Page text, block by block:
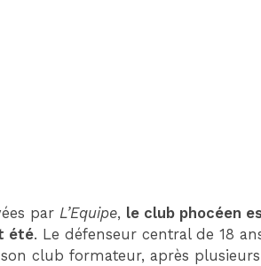
par L’Equipe, le club phocéen
été. Le défenseur central de 18
club formateur, après